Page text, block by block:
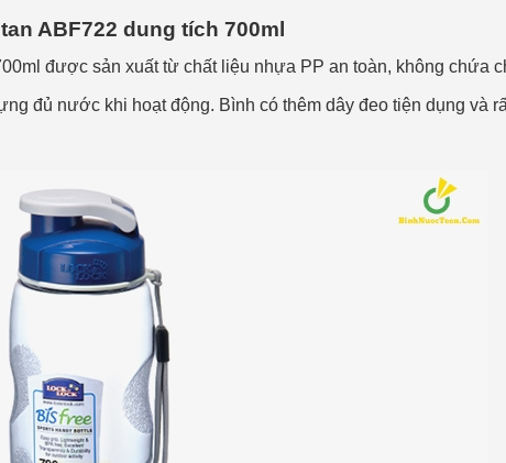
ABF722 dung tích 700ml
được sản xuất từ chất liệu nhựa PP an toàn, không chứa
đủ nước khi hoạt động. Bình có thêm dây đeo tiện dụng và